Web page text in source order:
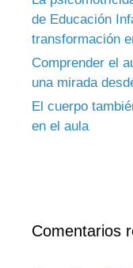
de Educación
transformación
Comprender el
una mirada
El cuerpo
en el aula
Comentarios